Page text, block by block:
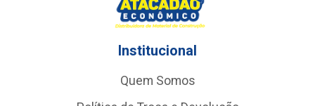
Institucional
Quem Somos